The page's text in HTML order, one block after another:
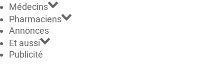
Médecins
Pharmaciens
Annonces
Et aussi
Publicité